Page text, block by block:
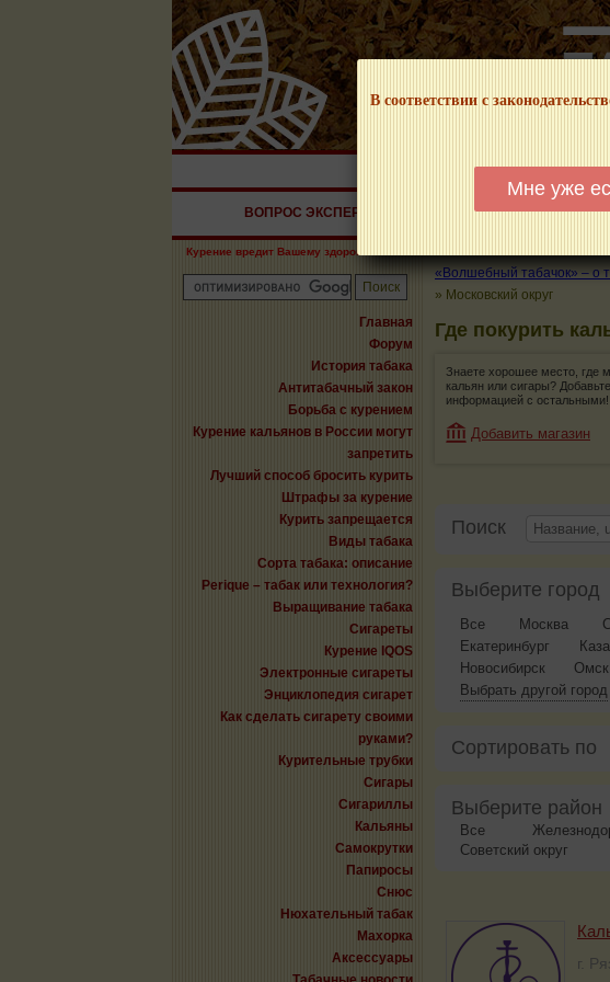
В соответствии с
Мне уже
НАШ ПОРТАЛ –
ВОПРОС ЭКСПЕРТУ КАЛЬЯНЫ
Курение вредит Вашему здоровью!
Главная
Форум
История табака
Антитабачный закон
Борьба с курением
Курение кальянов в России могут
запретить
Лучший способ бросить курить
Штрафы за курение
Курить запрещается
Виды табака
Сорта табака: описание
Perique – табак или технология?
Выращивание табака
Сигареты
Курение IQOS
Электронные сигареты
Энциклопедия сигарет
Как сделать сигарету своими
руками?
Курительные трубки
Сигары
Сигариллы
Кальяны
Самокрутки
Папиросы
Снюс
Нюхательный табак
Махорка
Аксессуары
«Волшебный табачок» – о
» Московский округ
Где покурить
Знаете хорошее место, где
кальян или сигары?
информацией с остальными!
Добавить магазин
Поиск
Выберите город
Все Москва
Екатеринбург
Новосибирск
Омск
Выбрать другой город
Сортировать по
Выберите район
Все
Советский округ
г.